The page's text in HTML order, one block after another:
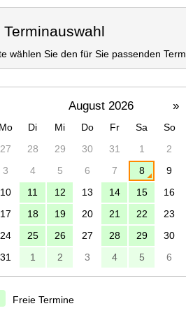
Terminauswahl
wählen Sie den für Sie passenden
August 2026 »
Di Mi Do Fr Sa
So
27
28 29 30 31 1
2
3
4 5 6 7 8
9
10
11 12 13 14 15
16
17
18 19 20 21 22
23
24
25 26 27 28 29
30
31
1 2 3 4 5 6
Freie Termine